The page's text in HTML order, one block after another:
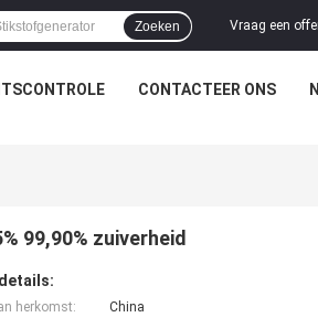
Vraag een
Zoeken
CONTACTEER ONS
99,90% zuiverheid
herkomst:
China